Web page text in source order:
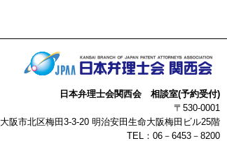
日本弁理士会関西会 相談室(予約受付)
〒530-0001
大阪市北区梅田3-3-20 明治安田生命大阪梅田ビル25階
TEL：06－6453－8200